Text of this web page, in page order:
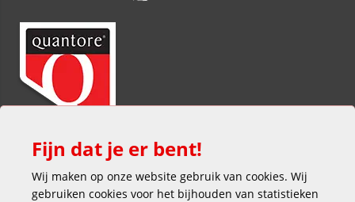
Fijn dat je er bent!
Wij maken op onze website gebruik van cookies. Wij
gebruiken cookies voor het bijhouden van statistieken